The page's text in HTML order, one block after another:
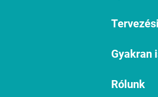
Gyakran
Rólunk